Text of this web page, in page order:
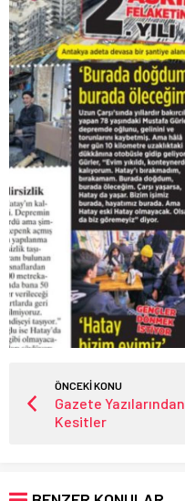
ÖNCEKİ KONU
Gazete Yazılarından
Kesitler